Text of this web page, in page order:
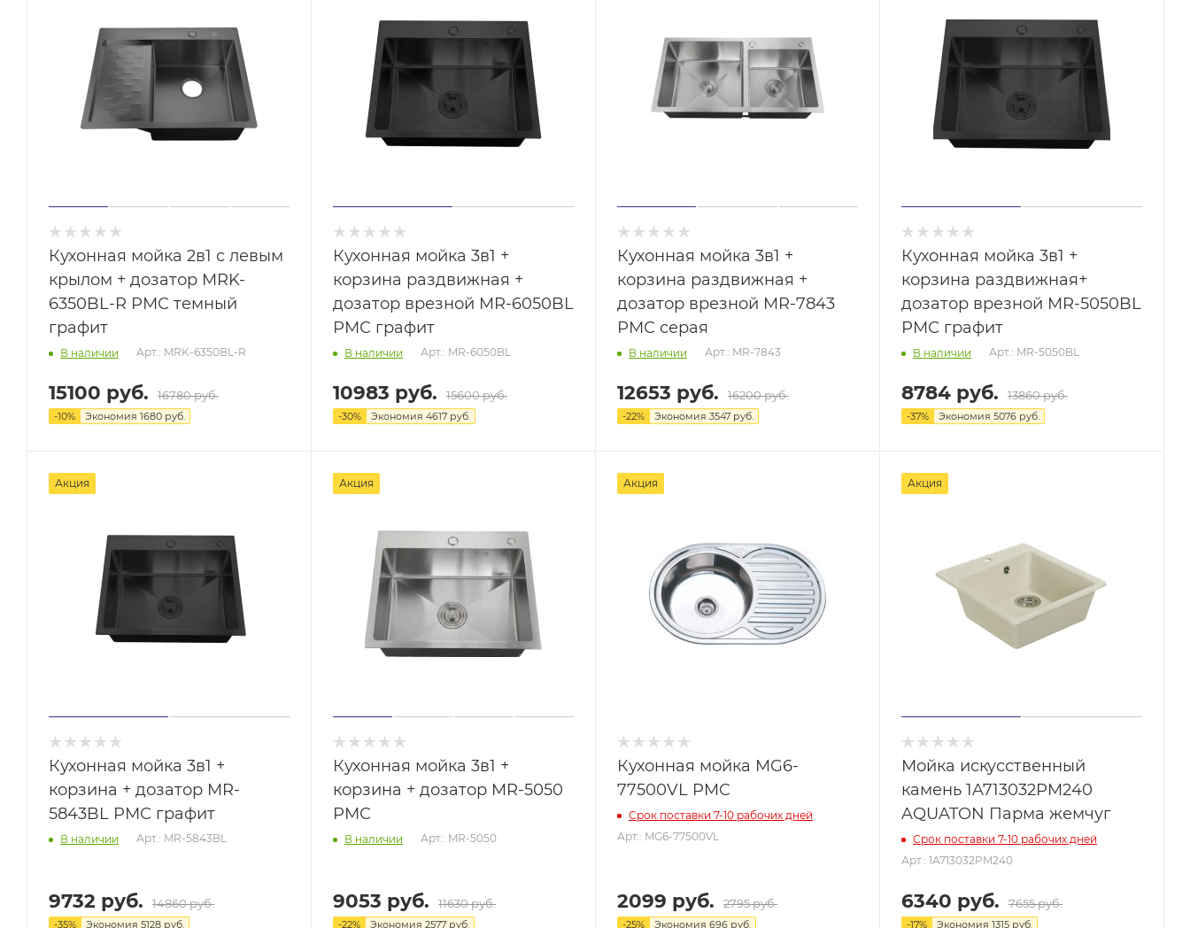
Кухонная мойка 2в1 с левым
крылом + дозатор MRK-
6350BL-R РМС темный
графит
В наличии Арт.: MRK-6350BL-R
15100 руб. 16780 руб.
-10% Экономия 1680 руб.
Кухонная мойка 3в1 +
корзина раздвижная +
дозатор врезной MR-6050BL
РМС графит
В наличии Арт.: MR-6050BL
10983 руб. 15600 руб.
-30% Экономия 4617 руб.
Кухонная мойка 3в1 +
корзина раздвижная +
дозатор врезной MR-7843
РМС серая
В наличии Арт.: MR-7843
12653 руб. 16200 руб.
-22% Экономия 3547 руб.
Кухонная мойка 3в1 +
корзина раздвижная+
дозатор врезной MR-5050BL
РМС графит
В наличии Арт.: MR-5050BL
8784 руб. 13860 руб.
-37% Экономия 5076 руб.
Акция
Кухонная мойка 3в1 +
корзина + дозатор MR-
5843BL РМС графит
В наличии Арт.: MR-5843BL
9732 руб. 14860 руб.
-35% Экономия 5128 руб.
Акция
Кухонная мойка 3в1 +
корзина + дозатор MR-5050
РМС
В наличии Арт.: MR-5050
9053 руб. 11630 руб.
-22% Экономия 2577 руб.
Акция
Кухонная мойка MG6-
77500VL PMC
Срок поставки 7-10 рабочих дней
Арт.: MG6-77500VL
2099 руб. 2795 руб.
-25% Экономия 696 руб.
Акция
Мойка искусственный
камень 1A713032PM240
AQUATON Парма жемчуг
Срок поставки 7-10 рабочих дней
Арт.: 1A713032PM240
6340 руб. 7655 руб.
-17% Экономия 1315 руб.